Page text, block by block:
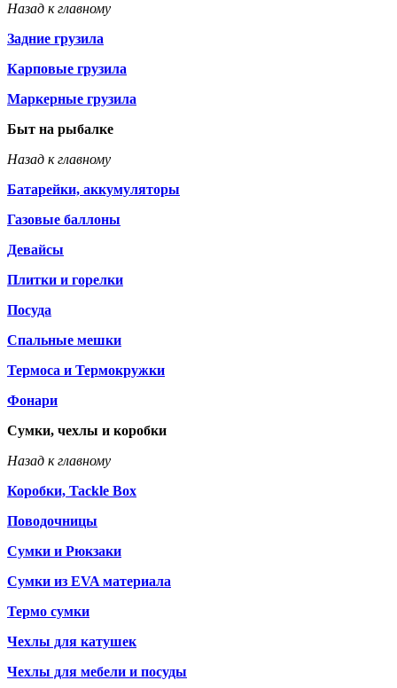
Назад к главному
Задние грузила
Карповые грузила
Маркерные грузила
Быт на рыбалке
Назад к главному
Батарейки, аккумуляторы
Газовые баллоны
Девайсы
Плитки и горелки
Посуда
Спальные мешки
Термоса и Термокружки
Фонари
Сумки, чехлы и коробки
Назад к главному
Коробки, Tackle Box
Поводочницы
Сумки и Рюкзаки
Сумки из EVA материала
Термо сумки
Чехлы для катушек
Чехлы для мебели и посуды